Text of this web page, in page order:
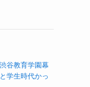
谷教育学園幕
学生時代かっ